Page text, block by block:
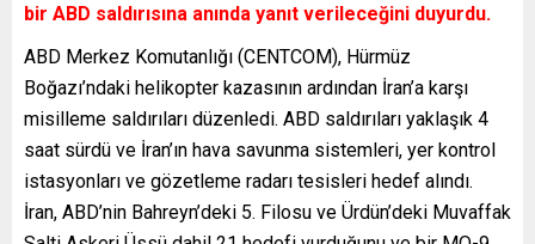
bir ABD saldırısına anında yanıt verileceğini duyurdu.
ABD Merkez Komutanlığı (CENTCOM), Hürmüz
Boğazı’ndaki helikopter kazasının ardından İran’a karşı
misilleme saldırıları düzenledi. ABD saldırıları yaklaşık 4
saat sürdü ve İran’ın hava savunma sistemleri, yer kontrol
istasyonları ve gözetleme radarı tesisleri hedef alındı.
İran, ABD’nin Bahreyn’deki 5. Filosu ve Ürdün’deki Muvaffak